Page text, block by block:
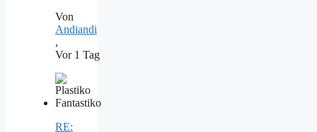
Von
Andiandi
,
Vor 1 Tag
RE: